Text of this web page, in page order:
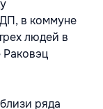
в коммуне
людей в
Раковэц
ряда